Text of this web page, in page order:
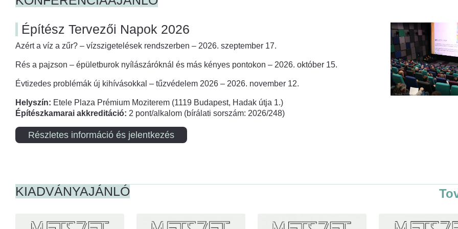
Építész Tervezői Napok 2026
Azért a víz a zűr? – vízszigetelések rendszerben – 2026. szeptember 17.
Rés a pajzson – épületburok nyílászáróknál és más kényes pontokon – 2026. október 15.
Évtizedes problémák új kihívásokkal – tűzvédelem 2026 – 2026. november 12.
Helyszín: Etele Plaza Prémium Moziterem (1119 Budapest, Hadak útja 1.)
Építészkamarai akkreditáció: 2 pont/alkalom (bírálati sorszám: 2026/248)
Részletes információ és jelentkezés
KIADVÁNYAJÁNLÓ